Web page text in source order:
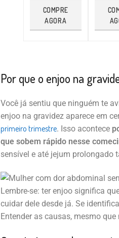
COMPRE
AGORA
Por que o enjoo na
Você já sentiu que ninguém te
enjoo na gravidez aparece em
primeiro trimestre. Isso acontece
que sobem rápido nesse
sensível e até jejum prolongado
Lembre-se: ter enjoo significa
cuidar dele desde já. Se
Entender as causas, mesmo